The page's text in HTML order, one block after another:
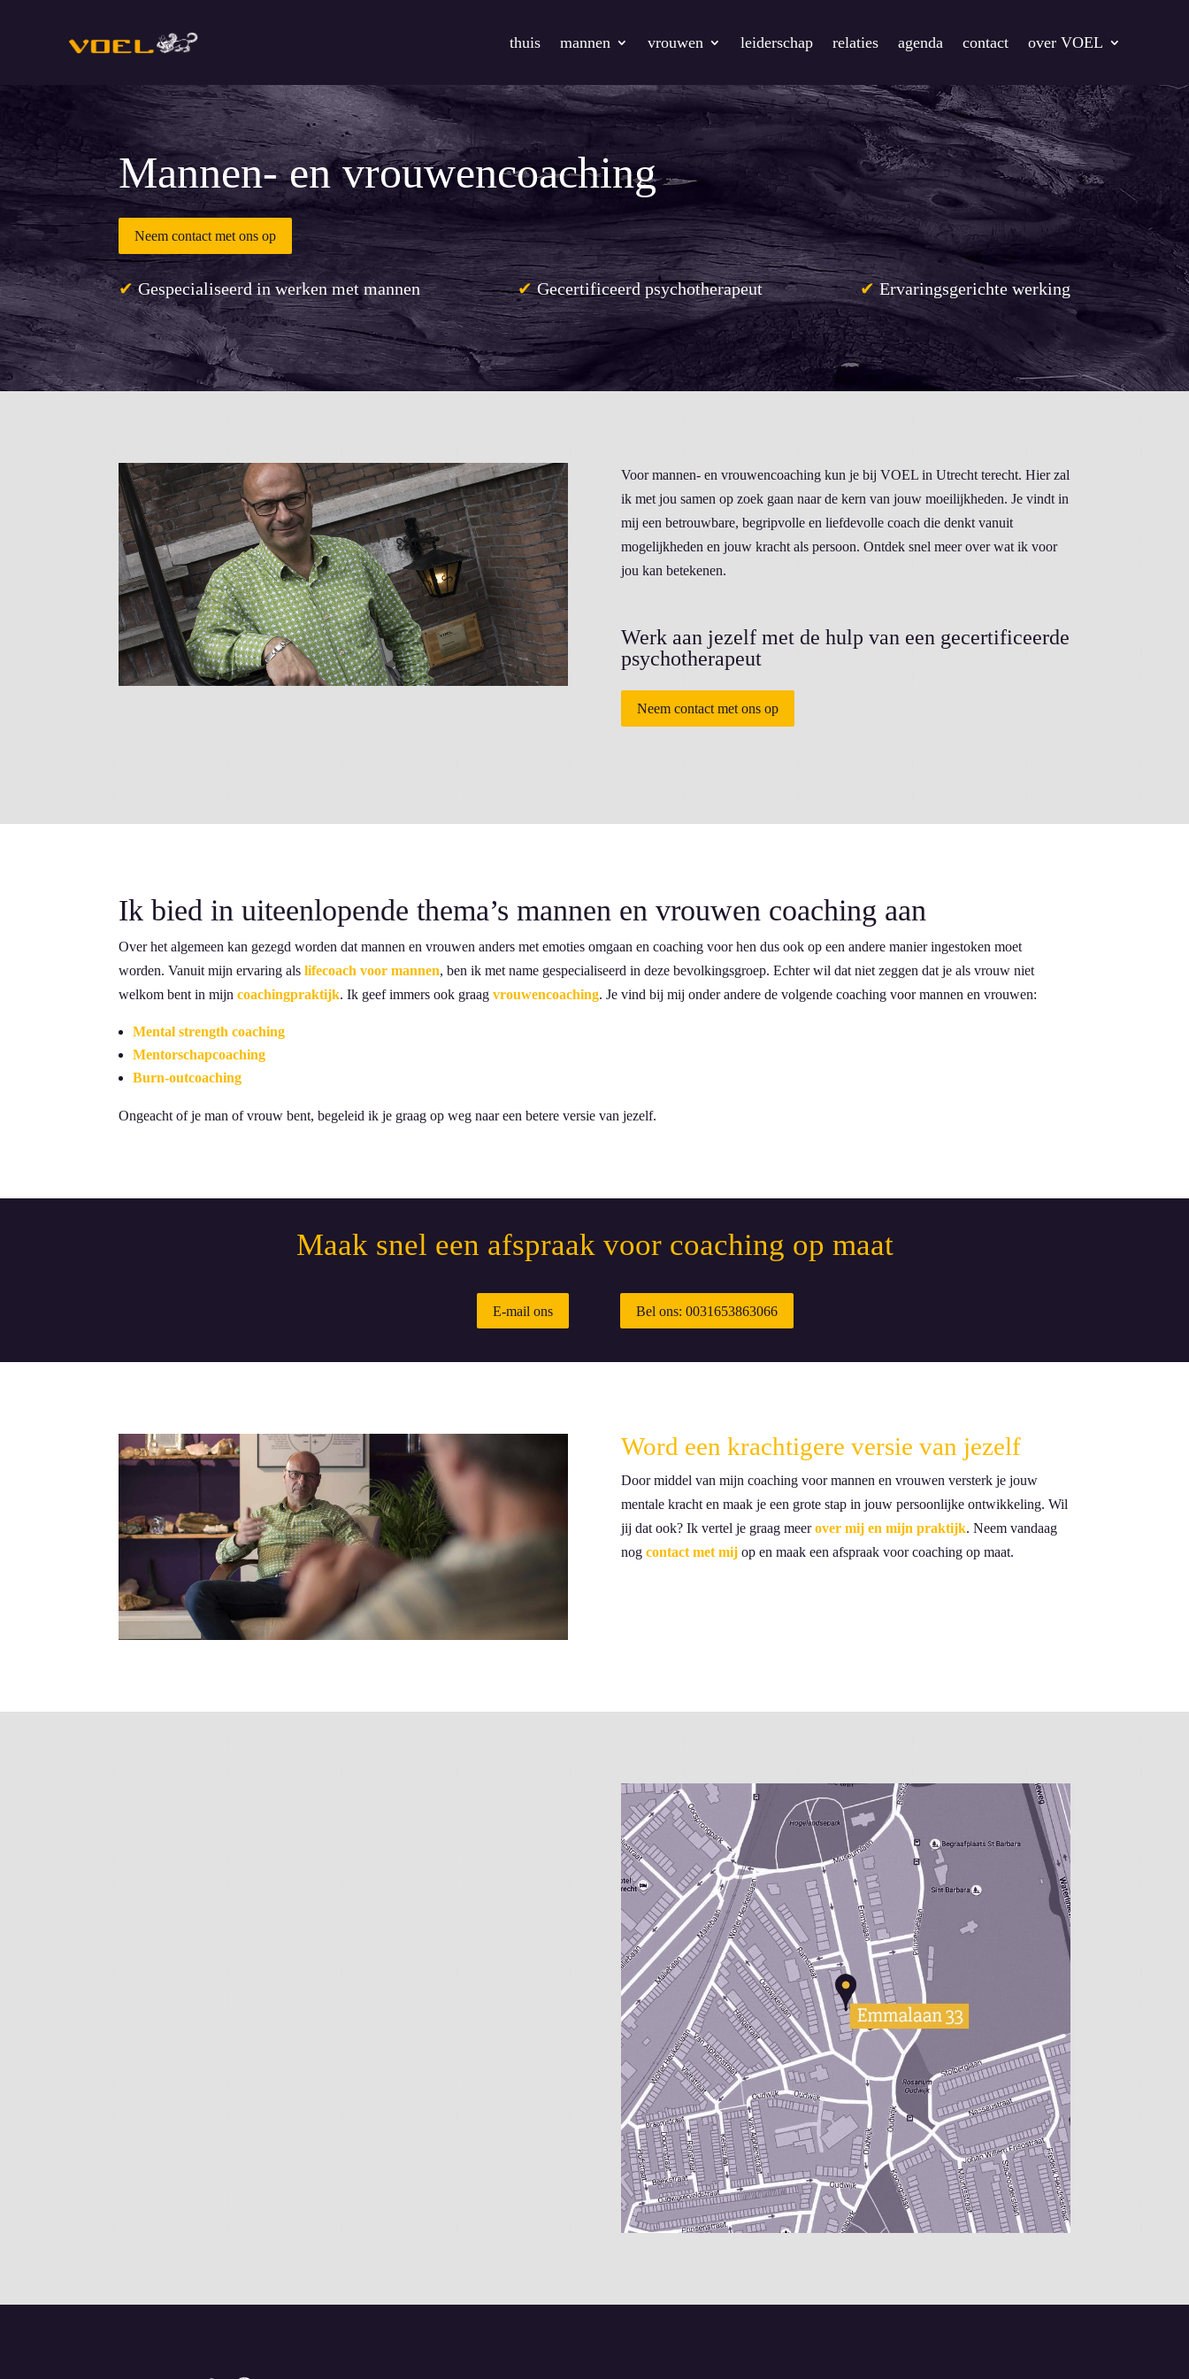
thuis mannen vrouwen leiderschap relaties agenda contact over VOEL
Mannen- en vrouwencoaching
Neem contact met ons op
✔Gespecialiseerd in werken met mannen ✔Gecertificeerd psychotherapeut ✔Ervaringsgerichte werking
Voor mannen- en vrouwencoaching kun je bij VOEL in Utrecht terecht. Hier zal
ik met jou samen op zoek gaan naar de kern van jouw moeilijkheden. Je vindt in
mij een betrouwbare, begripvolle en liefdevolle coach die denkt vanuit
mogelijkheden en jouw kracht als persoon. Ontdek snel meer over wat ik voor
jou kan betekenen.
Werk aan jezelf met de hulp van een gecertificeerde
psychotherapeut
Neem contact met ons op
Ik bied in uiteenlopende thema’s mannen en vrouwen coaching aan
Over het algemeen kan gezegd worden dat mannen en vrouwen anders met emoties omgaan en coaching voor hen dus ook op een andere manier ingestoken moet
worden. Vanuit mijn ervaring alslifecoach voor mannen, ben ik met name gespecialiseerd in deze bevolkingsgroep. Echter wil dat niet zeggen dat je als vrouw niet
welkom bent in mijncoachingpraktijk. Ik geef immers ook graagvrouwencoaching. Je vind bij mij onder andere de volgende coaching voor mannen en vrouwen:
Mental strength coaching
Mentorschapcoaching
Burn-outcoaching
Ongeacht of je man of vrouw bent, begeleid ik je graag op weg naar een betere versie van jezelf.
Maak snel een afspraak voor coaching op maat
E-mail ons Bel ons: 0031653863066
Word een krachtigere versie van jezelf
Door middel van mijn coaching voor mannen en vrouwen versterk je jouw
mentale kracht en maak je een grote stap in jouw persoonlijke ontwikkeling. Wil
jij dat ook? Ik vertel je graag meerover mij en mijn praktijk. Neem vandaag
nog contact met mijop en maak een afspraak voor coaching op maat.